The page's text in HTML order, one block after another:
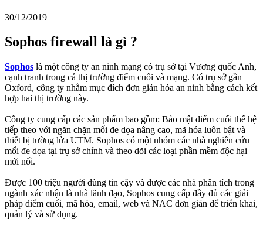
30/12/2019
Sophos firewall là gì ?
Sophos là một công ty an ninh mạng có trụ sở tại Vương quốc Anh,
cạnh tranh trong cả thị trường điểm cuối và mạng. Có trụ sở gần
Oxford, công ty nhằm mục đích đơn giản hóa an ninh bằng cách kết
hợp hai thị trường này.
Công ty cung cấp các sản phẩm bao gồm: Bảo mật điểm cuối thế hệ
tiếp theo với ngăn chặn mối đe dọa nâng cao, mã hóa luôn bật và
thiết bị tường lửa UTM. Sophos có một nhóm các nhà nghiên cứu
mối đe dọa tại trụ sở chính và theo dõi các loại phần mềm độc hại
mới nổi.
Được 100 triệu người dùng tin cậy và được các nhà phân tích trong
ngành xác nhận là nhà lãnh đạo, Sophos cung cấp đầy đủ các giải
pháp điểm cuối, mã hóa, email, web và NAC đơn giản để triển khai,
quản lý và sử dụng.